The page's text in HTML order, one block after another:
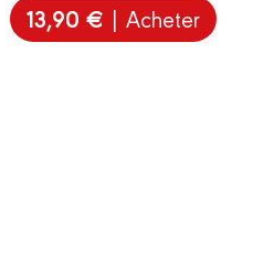
13,90 € | Acheter